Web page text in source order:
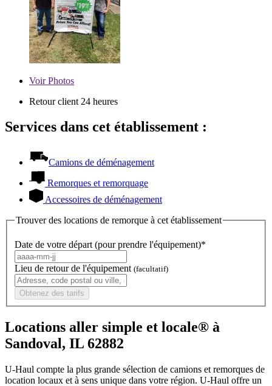
VoirPhotos
Retour client 24 heures
Services dans cet établissement :
Camions de déménagement
Remorques et remorquage
Accessoires de déménagement
Trouver des locations de remorque à cet établissement
Date de votre départ (pour prendre l'équipement)*
Lieu de retour de l'équipement (facultatif)
Obtenez des tarifs
Locations aller simple et locale® à
Sandoval, IL 62882
U-Haul compte la plus grande sélection de camions et remorques de
location locaux et à sens unique dans votre région. U-Haul offre un